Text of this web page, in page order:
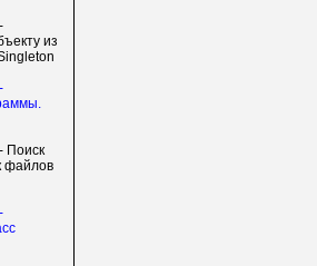
из
Поиск
файлов